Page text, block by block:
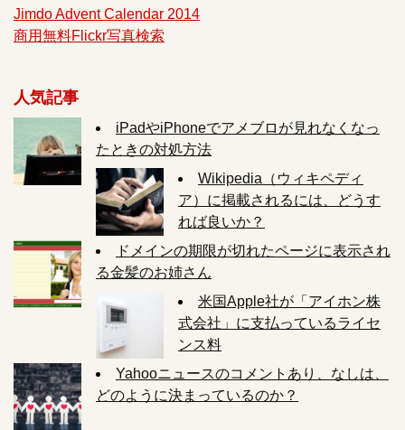
Jimdo Advent Calendar 2014
商用無料Flickr写真検索
人気記事
iPadやiPhoneでアメブロが見れなくなっ
たときの対処方法
Wikipedia（ウィキペディ
ア）に掲載されるには、どうす
れば良いか？
ドメインの期限が切れたページに表示され
る金髪のお姉さん
米国Apple社が「アイホン株
式会社」に支払っているライセ
ンス料
Yahooニュースのコメントあり、なしは、
どのように決まっているのか？